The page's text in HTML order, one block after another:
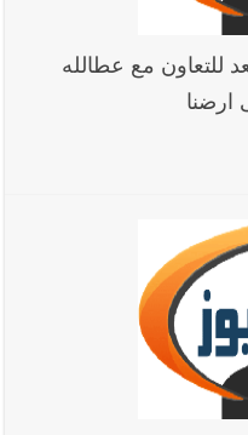
للتعاون مع عطالله